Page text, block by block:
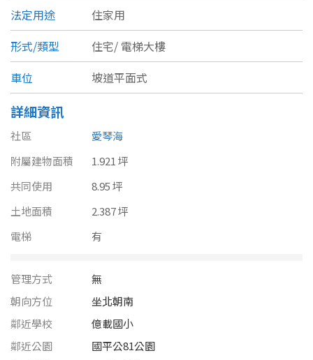
新竹縣
苗栗縣
台中市
雲林縣
嘉義市
嘉義縣
台南市
高雄市
別墅 透天厝
農舍 辦公
坪數
不拘
60~70 坪
80坪以上
~
法定用途
住家用
形式/類型
住宅/ 電梯大樓
車位
坡道平面式
詳細資訊
社區
愛琴海
附屬建物面積
1.921 坪
共同使用
8.95 坪
土地面積
2.387 坪
電梯
有
管理方式
無
朝向方位
坐北朝南
鄰近學校
億載國小
鄰近公園
國平公81公園